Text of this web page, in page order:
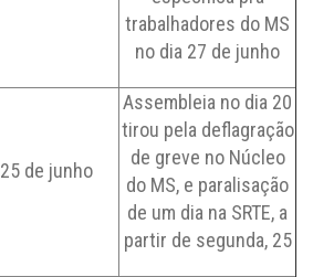
trabalhadores do MS
no dia 27 de junho
25 de junho
Assembleia no dia 20
tirou pela deflagração
de greve no Núcleo
do MS, e paralisação
de um dia na SRTE, a
partir de segunda, 25